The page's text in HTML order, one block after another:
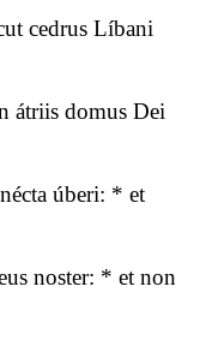
cedrus Líbani
átriis domus Dei
úberi: * et
noster: * et non